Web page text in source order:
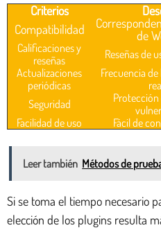
Criterios
Compatibilidad
de
Calificaciones y
reseñas
Reseñas de
Actualizaciones
periódicas
Frecuencia
Seguridad
Facilidad de uso
Fácil de
Leer también Métodos de
Si se toma el tiempo necesario
elección de los plugins resulta